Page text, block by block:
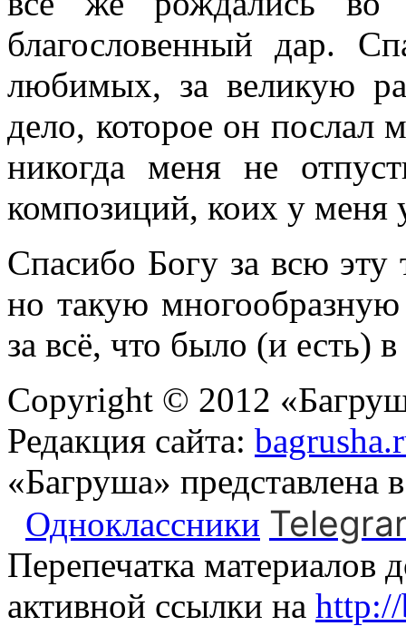
благословенный дар.
любимых, за великую
дело, которое он послал
никогда меня не
композиций, коих у меня
Спасибо Богу за всю
но такую
за всё, что было (и есть)
Copyright © 2012
Редакция сайта:
«Багруша» представлена
Одноклассники
Перепечатка материалов
активной ссылки на http://